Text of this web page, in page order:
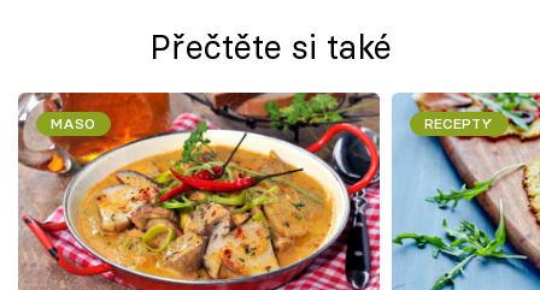
Přečtěte si také
MASO RECEPTY